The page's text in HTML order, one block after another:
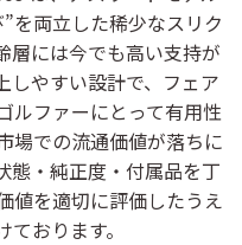
を両立した稀少なスリク
層には今でも高い支持が
しやすい設計で、フェア
ルファーにとって有用性
場での流通価値が落ちに
態・純正度・付属品を丁
値を適切に評価したうえ
おります。